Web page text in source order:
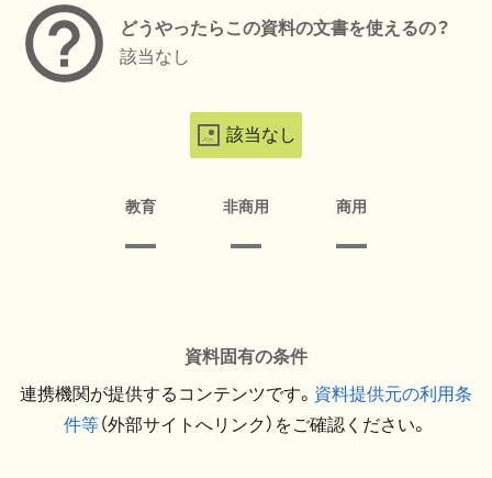
どうやったらこの資料の文書を使えるの？
該当なし
該当なし
教育 非商用 商用
資料固有の条件
連携機関が提供するコンテンツです。 資料提供元の利用条
件等（外部サイトへリンク）をご確認ください。